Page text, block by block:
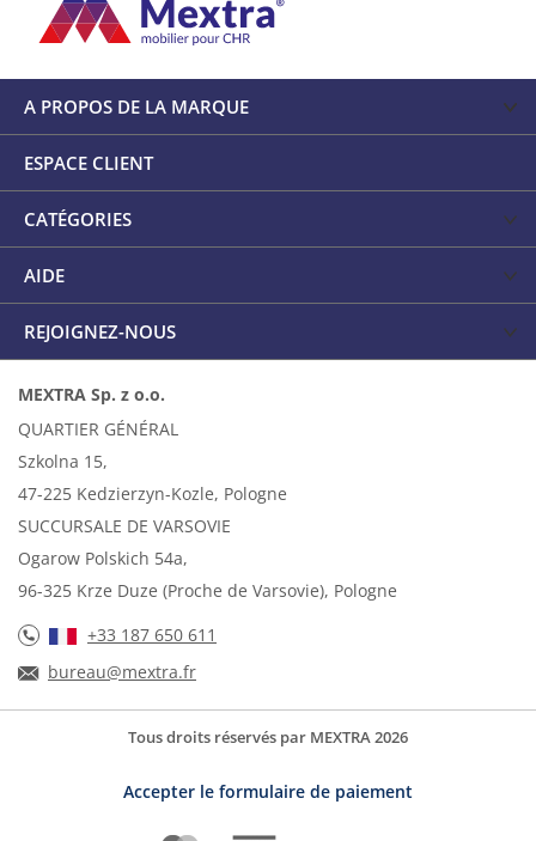
A PROPOS DE LA MARQUE
ESPACE CLIENT
CATÉGORIES
AIDE
REJOIGNEZ-NOUS
MEXTRA Sp. z o.o.
QUARTIER GÉNÉRAL
Szkolna 15,
47-225 Kedzierzyn-Kozle, Pologne
SUCCURSALE DE VARSOVIE
Ogarow Polskich 54a,
96-325 Krze Duze (Proche de Varsovie), Pologne
+33 187 650 611
bureau@mextra.fr
Tous droits réservés par MEXTRA 2026
Accepter le formulaire de paiement